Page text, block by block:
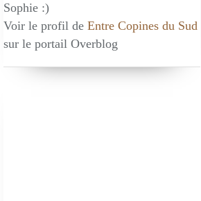
Sophie :)
Voir le profil de Entre Copines du Sud
sur le portail Overblog